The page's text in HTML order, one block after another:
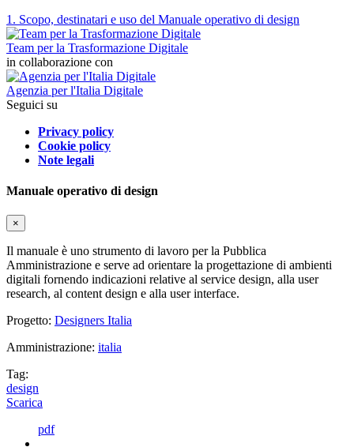
1. Scopo, destinatari e uso del Manuale operativo di design
Team per la Trasformazione Digitale
in collaborazione con
Agenzia per l'Italia Digitale
Seguici su
Privacy policy
Cookie policy
Note legali
Manuale operativo di design
×
Il manuale è uno strumento di lavoro per la Pubblica
Amministrazione e serve ad orientare la progettazione di ambienti
digitali fornendo indicazioni relative al service design, alla user
research, al content design e alla user interface.
Progetto: Designers Italia
Amministrazione: italia
Tag:
design
Scarica
pdf